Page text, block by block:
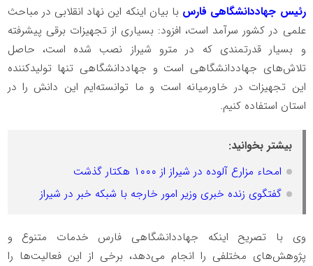
رئیس جهاددانشگاهی فارسبا بیان اینکه این نهاد انقلابی در مباحث
علمی در کشور سرآمد است، افزود: بسیاری از تجهیزات برقی پیشرفته
و بسیار قدرتمندی که در مترو شیراز نصب شده است، حاصل
تلاش‌های جهاددانشگاهی است و جهاددانشگاهی تنها تولیدکننده
این تجهیزات در خاورمیانه است و ما توانسته‌ایم این دانش را در
استان استفاده کنیم.
بیشتر بخوانید:
امحاء مزارع آلوده در شیراز از ۱۰۰۰ هکتار گذشت
گفتگوی زنده خبری وزیر امور خارجه با شبکه خبر در شیراز
وی با تصریح اینکه جهاددانشگاهی فارس خدمات متنوع و
پژوهش‌های مختلفی را انجام می‌دهد، برخی از این فعالیت‌ها را